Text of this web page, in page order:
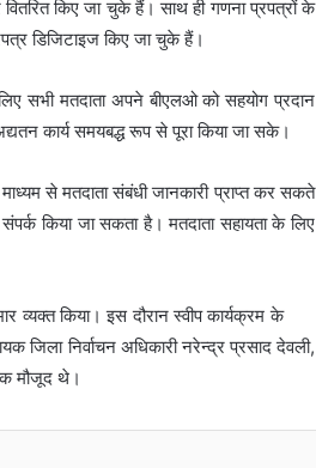
किए जा चुके हैं। साथ ही गणना प्रपत्रों के
डिजिटाइज किए जा चुके हैं।
सभी मतदाता अपने बीएलओ को सहयोग प्रदान
कार्य समयबद्ध रूप से पूरा किया जा सके।
से मतदाता संबंधी जानकारी प्राप्त कर सकते
किया जा सकता है। मतदाता सहायता के लिए
व्यक्त किया। इस दौरान स्वीप कार्यक्रम के
जिला निर्वाचन अधिकारी नरेन्द्र प्रसाद देवली,
मौजूद थे।